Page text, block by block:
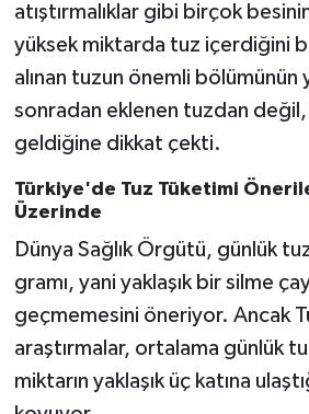
atıştırmalıklar gibi birçok
yüksek miktarda tuz içerdiğini
alınan tuzun önemli bölümünün
sonradan eklenen tuzdan
geldiğine dikkat çekti.
Türkiye'de Tuz Tüketimi
Üzerinde
Dünya Sağlık Örgütü, günlük
gramı, yani yaklaşık bir silme çay
geçmemesini öneriyor. Ancak
araştırmalar, ortalama günlük
miktarın yaklaşık üç katına